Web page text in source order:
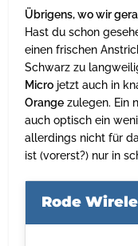
Übrigens, wo wir
Hast du schon
einen frischen
Schwarz zu
Micro jetzt auch in
Orange zulegen. Ein
auch optisch ein
allerdings nicht für
ist (vorerst?) nur in
Rode